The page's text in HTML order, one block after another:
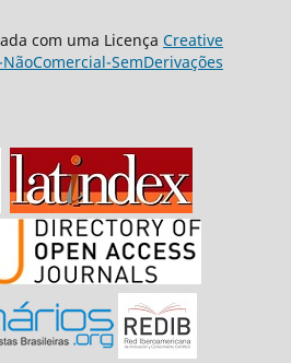
com uma Licença Creative
SemDerivações